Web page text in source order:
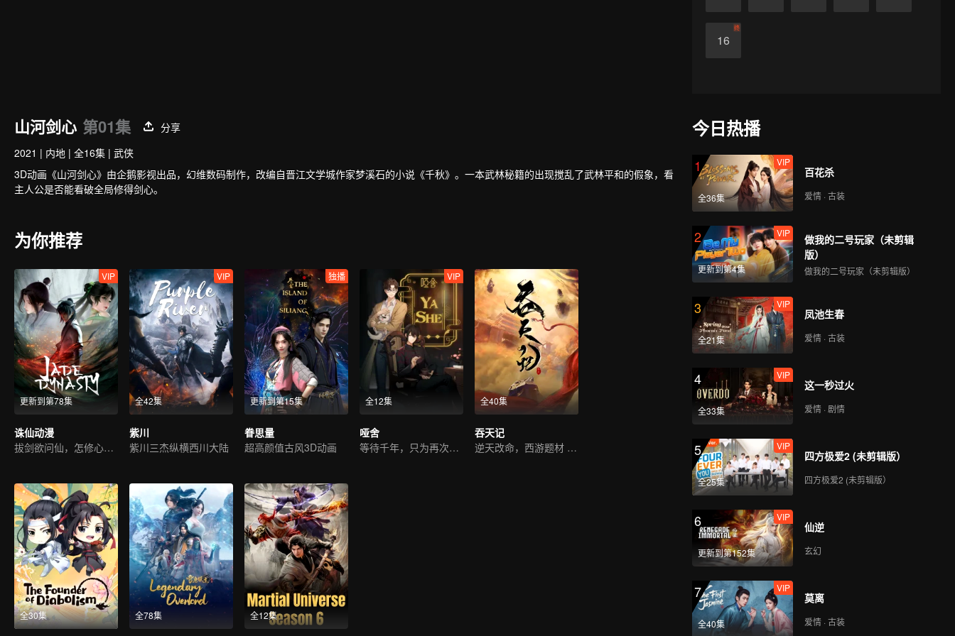
16
终
山河剑心 第01集
分享
2021 | 内地 | 全16集 | 武侠
3D动画《山河剑心》由企鹅影视出品，幻维数码制作，改编自晋江文学城作家梦溪石的小说《千秋》。一本武林秘籍的出现搅乱了武林平和的假象，看
主人公是否能看破全局修得剑心。
为你推荐
更新到第78集
VIP
诛仙动漫
拔剑欲问仙，怎修心无念
全42集
VIP
紫川
紫川三杰纵横西川大陆
更新到第15集
独播
眷思量
超高颜值古风3D动画
全12集
VIP
哑舍
等待千年，只为再次相遇
全40集
吞天记
逆天改命，西游题材 ，古典仙侠
全30集 全78集 全12集
今日热播
1
全36集
VIP
百花杀
爱情 · 古装
2
更新到第4集
VIP
做我的二号玩家（未剪辑
版）
做我的二号玩家（未剪辑版）
3
全21集
VIP
凤池生春
爱情 · 古装
4
全33集
VIP
这一秒过火
爱情 · 剧情
5
全25集
VIP
四方极爱2 (未剪辑版）
四方极爱2 (未剪辑版）
6
更新到第152集
VIP
仙逆
玄幻
7
全40集
VIP
莫离
爱情 · 古装